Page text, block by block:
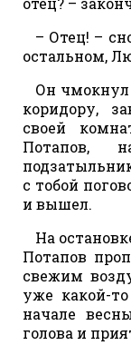
– Отец! –
остальном,
Он
коридору,
своей
Потапов,
с тобой
и вышел.
На
Потапов
свежим
уже какой-
начале
голова и